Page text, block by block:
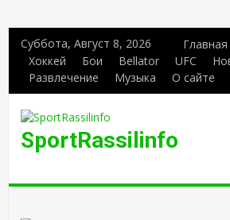
Суббота, Август 8, 2026 Главная
Хоккей
Бои Bellator UFC
Развлечение
Музыка О сайте
SportRassilinfo